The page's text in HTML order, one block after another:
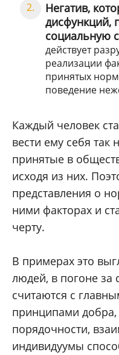
Негатив,
социальную
действует
реализации
принятых
поведение
Каждый человек
вести ему себя так
принятые в
исходя из них.
представления о
ними факторах и
черту.
В примерах это
людей, в погоне за
считаются с
принципами добра,
порядочности,
индивидуумы